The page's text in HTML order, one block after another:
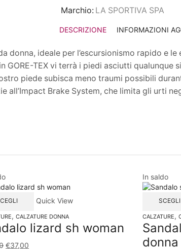
Marchio: LA SPORTIVA SPA
DESCRIZIONE INFORMAZIONI
donna, ideale per l’escursionismo rapido e
TEX vi terrà i piedi asciutti qualunque
piede subisca meno traumi possibili
Brake System, che limita gli urti
Quick View
, CALZATURE DONNA
lizard sh woman
€37,00
In saldo
SCEGLI
CALZATURE,